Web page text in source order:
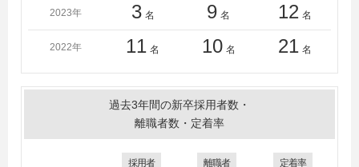
2023年 3 名 9 名 12 名
2022年 11 名 10 名 21 名
過去3年間の新卒採用者数・
離職者数・定着率
採用者 離職者 定着率